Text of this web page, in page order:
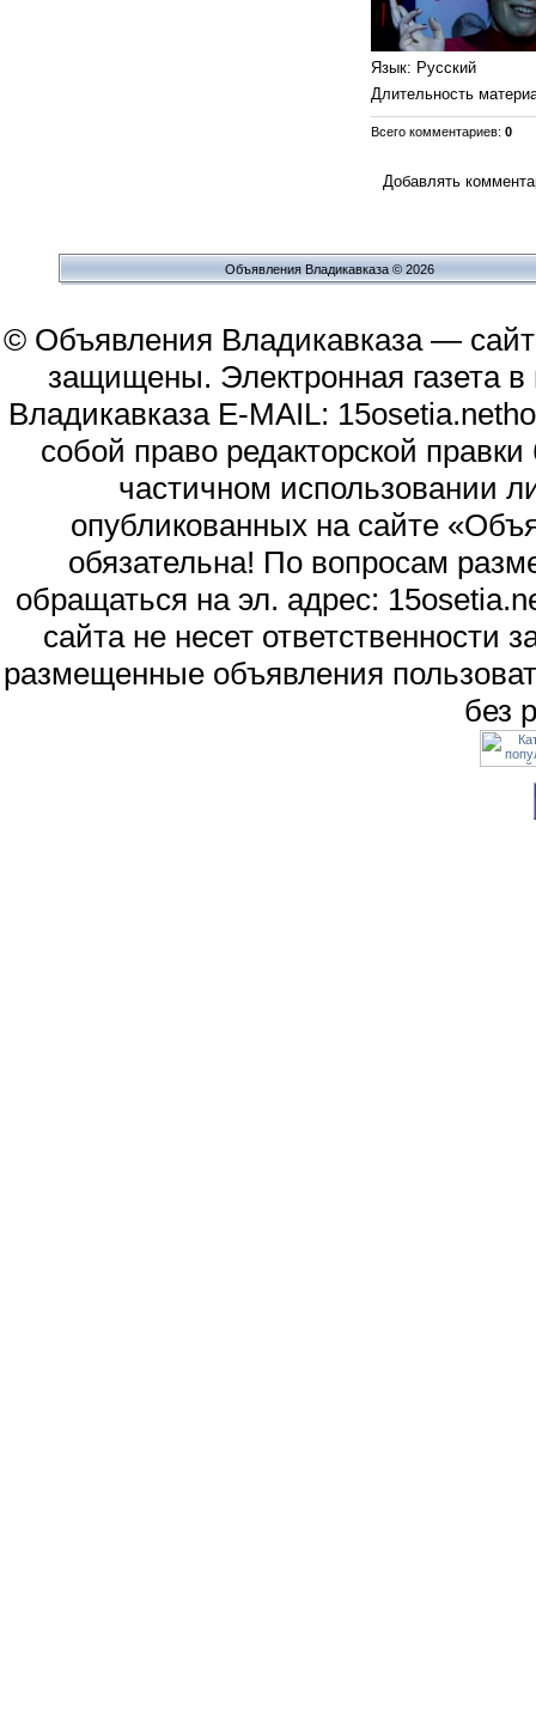
Язык: Русский
Длительность
Всего комментариев: 0
Добавлять
Объявления Владикавказа © 2026
© Объявления Владикавказа —
защищены. Электронная газета
Владикавказа E-MAIL:
собой право редакторской
частичном использовании
опубликованных на сайте
обязательна! По вопросам
обращаться на эл. адрес:
сайта не несет
размещенные объявления
без